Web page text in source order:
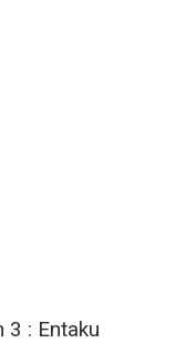
3 : Entaku